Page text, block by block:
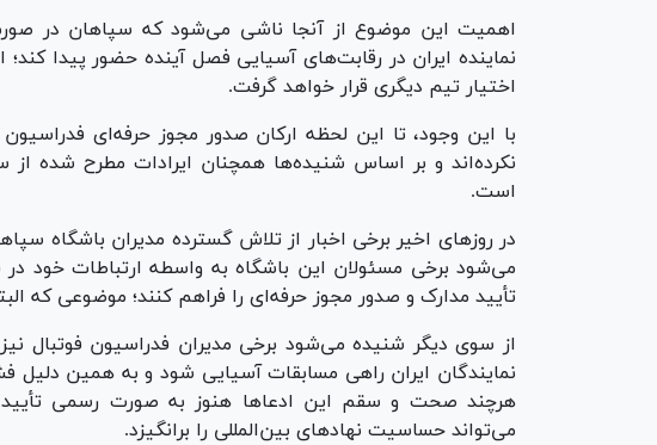
اهمیت این موضوع از آنجا ناشی می‌شود که سپاهان در
نماینده ایران در رقابت‌های آسیایی فصل آینده حضور پیدا
اختیار تیم دیگری قرار خواهد گرفت.
با این وجود، تا این لحظه ارکان صدور مجوز حرفه‌ای
نکرده‌اند و بر اساس شنیده‌ها همچنان ایرادات مطرح شده
است.
در روز‌های اخیر برخی اخبار از تلاش گسترده مدیران باشگاه
می‌شود برخی مسئولان این باشگاه به واسطه ارتباطات خود در
تأیید مدارک و صدور مجوز حرفه‌ای را فراهم کنند؛ موضوعی که
از سوی دیگر شنیده می‌شود برخی مدیران فدراسیون فوتبال
نمایندگان ایران راهی مسابقات آسیایی شود و به همین دلیل
هرچند صحت و سقم این ادعا‌ها هنوز به صورت رسمی
می‌تواند حساسیت نهاد‌های بین‌المللی را برانگیزد.